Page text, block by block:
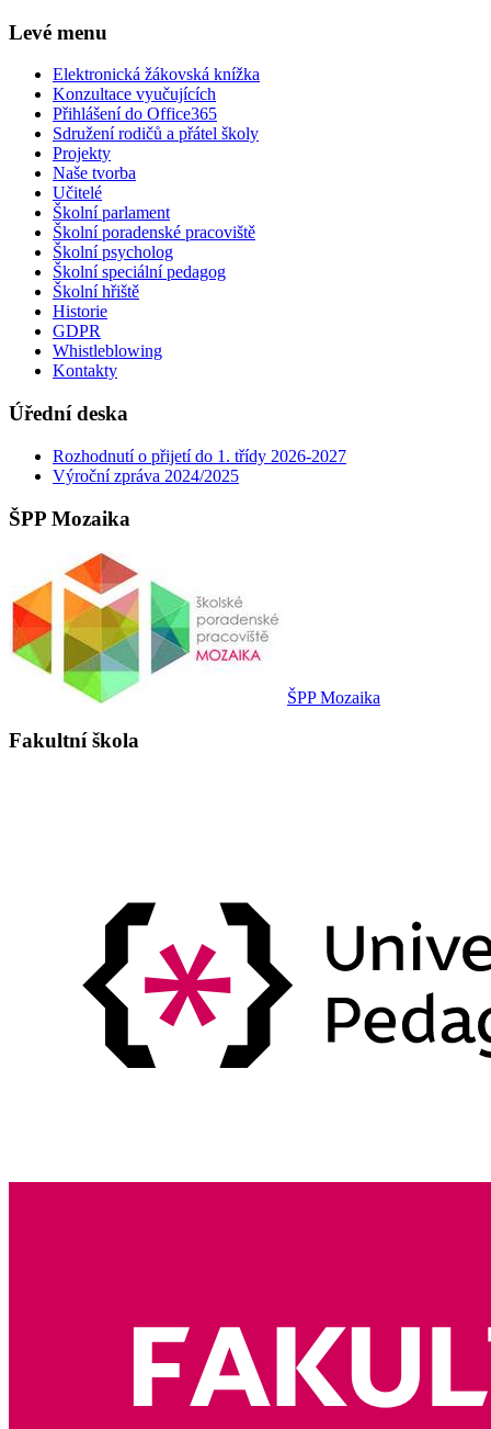
Levé menu
Elektronická žákovská knížka
Konzultace vyučujících
Přihlášení do Office365
Sdružení rodičů a přátel školy
Projekty
Naše tvorba
Učitelé
Školní parlament
Školní poradenské pracoviště
Školní psycholog
Školní speciální pedagog
Školní hřiště
Historie
GDPR
Whistleblowing
Kontakty
Úřední deska
Rozhodnutí o přijetí do 1. třídy 2026-2027
Výroční zpráva 2024/2025
ŠPP Mozaika
ŠPP Mozaika
Fakultní škola